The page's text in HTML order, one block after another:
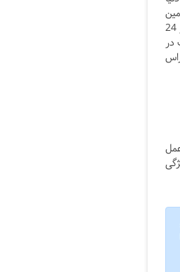
کننده و یا کارخانه تولیدی مستقیما به مشتری و یا زنجیره خرده فروشی توزیع می‌ شوند. کالا در انبار عبوری زمان بسیار کوتاهی (کمتر از 24
در